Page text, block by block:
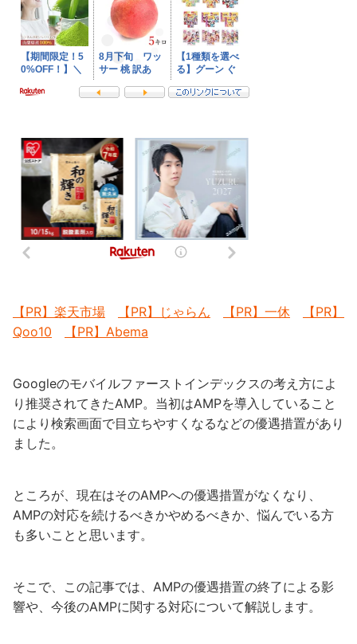
【PR】楽天市場 【PR】じゃらん 【PR】一休
【PR】
Qoo10
【PR】Abema
Googleのモバイルファーストインデックスの考え方によ
り推奨されてきたAMP。当初はAMPを導入していること
により検索画面で目立ちやすくなるなどの優遇措置があり
ました。
ところが、現在はそのAMPへの優遇措置がなくなり、
AMPの対応を続けるべきかやめるべきか、悩んでいる方
も多いことと思います。
そこで、この記事では、AMPの優遇措置の終了による影
響や、今後のAMPに関する対応について解説します。